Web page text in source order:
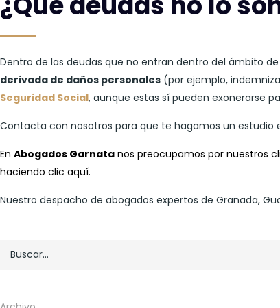
Dentro de las deudas que no entran dentro del ámbito
derivada de daños personales (por ejemplo,
Seguridad Social, aunque estas sí pueden exonerarse
Contacta con nosotros para que te hagamos un estudio
En Abogados Garnata nos preocupamos por nuestros
haciendo clic aquí.
Nuestro despacho de abogados expertos de Granada,